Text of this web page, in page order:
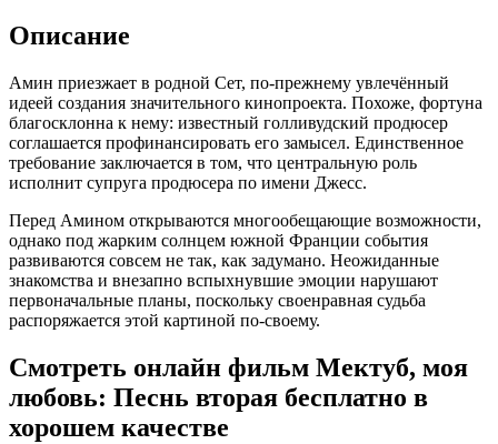
Описание
Амин приезжает в родной Сет, по-прежнему увлечённый
идеей создания значительного кинопроекта. Похоже, фортуна
благосклонна к нему: известный голливудский продюсер
соглашается профинансировать его замысел. Единственное
требование заключается в том, что центральную роль
исполнит супруга продюсера по имени Джесс.
Перед Амином открываются многообещающие возможности,
однако под жарким солнцем южной Франции события
развиваются совсем не так, как задумано. Неожиданные
знакомства и внезапно вспыхнувшие эмоции нарушают
первоначальные планы, поскольку своенравная судьба
распоряжается этой картиной по-своему.
Смотреть онлайн фильм Мектуб, моя
любовь: Песнь вторая бесплатно в
хорошем качестве